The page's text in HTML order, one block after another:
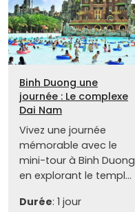
Binh Duong une
journée : Le complexe
Dai Nam
Vivez une journée
mémorable avec le
mini-tour à Binh Duong
en explorant le templ...
Durée: 1 jour